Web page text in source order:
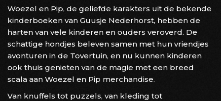
Woezel en Pip, de geliefde karakters uit de bekende
kinderboeken van Guusje Nederhorst, hebben de
harten van vele kinderen en ouders veroverd. De
schattige hondjes beleven samen met hun vriendjes
avonturen in de Tovertuin, en nu kunnen kinderen
ook thuis genieten van de magie met een breed
scala aan Woezel en Pip merchandise.
Van knuffels tot puzzels, van kleding tot